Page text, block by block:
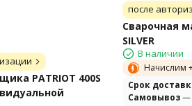
PATRIOT 400S
после
Сварочная
SILVER
В наличии
Начислим
Cрок
Самовывоз—